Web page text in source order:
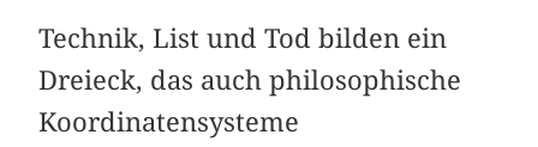
Technik, List und Tod bilden ein
Dreieck, das auch philosophische
Koordinatensysteme